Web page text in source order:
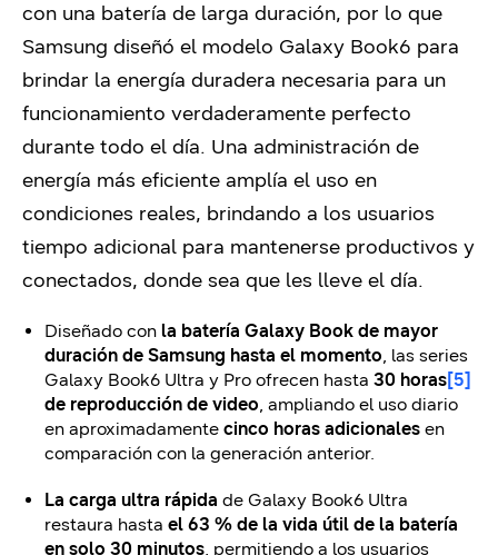
con una batería de larga duración, por lo que
Samsung diseñó el modelo Galaxy Book6 para
brindar la energía duradera necesaria para un
funcionamiento verdaderamente perfecto
durante todo el día. Una administración de
energía más eficiente amplía el uso en
condiciones reales, brindando a los usuarios
tiempo adicional para mantenerse productivos y
conectados, donde sea que les lleve el día.
Diseñado con la batería Galaxy Book de mayor
duración de Samsung hasta el momento, las series
Galaxy Book6 Ultra y Pro ofrecen hasta 30 horas[5]
de reproducción de video, ampliando el uso diario
en aproximadamente cinco horas adicionales en
comparación con la generación anterior.
La carga ultra rápida de Galaxy Book6 Ultra
restaura hasta el 63 % de la vida útil de la batería
en solo 30 minutos, permitiendo a los usuarios